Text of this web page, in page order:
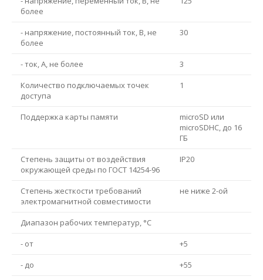
более
- напряжение, постоянный ток, В, не
более
30
- ток, А, не более
3
Количество подключаемых точек
доступа
1
Поддержка карты памяти
microSD или
microSDHC, до 16
ГБ
Степень защиты от воздействия
окружающей среды по ГОСТ 14254-96
IP20
Степень жесткости требований
электромагнитной совместимости
не ниже 2-ой
Диапазон рабочих температур, °С
- от
+5
- до
+55